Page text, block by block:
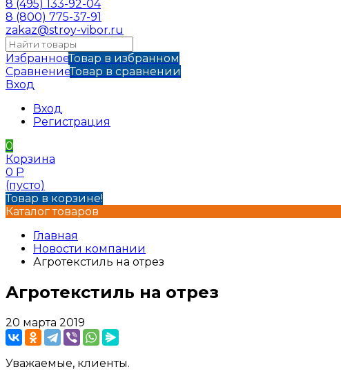
8 (495) 133-92-04
8 (800) 775-37-91
zakaz@stroy-vibor.ru
ИзбранноеТовар в избранном
СравнениеТовар в сравнении
Вход
Вход
Регистрация
0
Корзина
0 Р
(пусто)
Товар в корзине!
Каталог товаров
Главная
Новости компании
Агротекстиль на отрез
Агротекстиль на отрез
20 марта 2019
Уважаемые, клиенты.